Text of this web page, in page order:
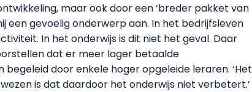
maar ook door een ‘breder pakket van
een gevoelig onderwerp aan. In het bedrijfsleven
In het onderwijs is dit niet het geval. Daar
dat er meer lager betaalde
door enkele hoger opgeleide leraren. ‘Het
is dat daardoor het onderwijs niet verbetert.’